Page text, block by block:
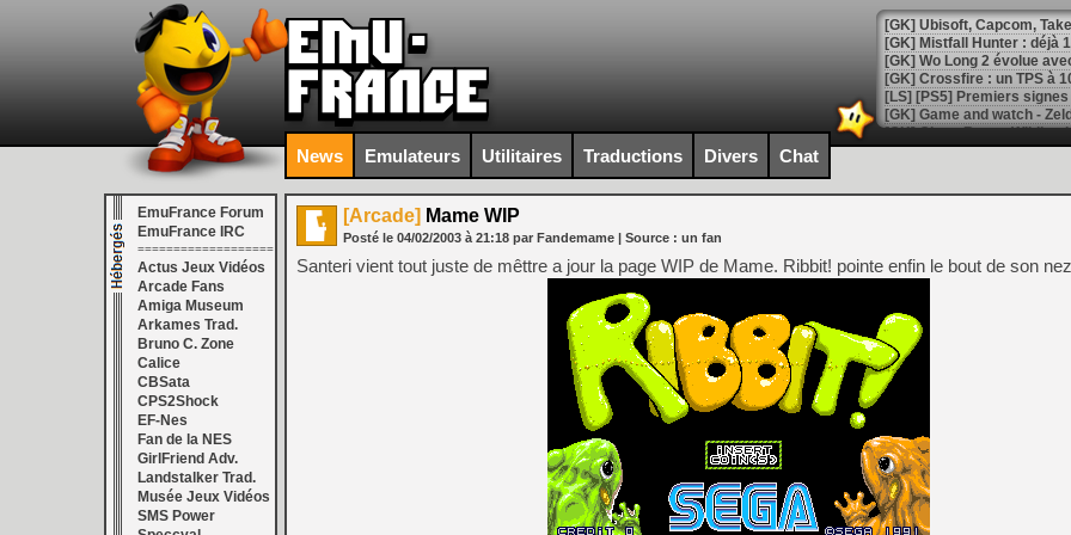
[GK] Mistfall Hunter : déjà
[GK] Wo Long 2 évolue
[GK] Crossfire : un TPS à
[LS] [PS5] Premiers
[Mo5] DOOM arrive en
[GK] Bethesda fête les 30
[GK] Roblox : l'action en
[GK] Agenda - GeForce
[GK] Devolver Digital en a
[LS] [PS5] ps5-y2jb-
[GK] Pourquoi Marvel
[GK] Test : Restory : Chill
[GK] GTA 6 : Rockstar
[GK] Hot Wheels Infinite
[GK] Mémoire cash -
[GK] Résultats Nintendo :
News Emulateurs Utilitaires Traductions Divers Chat
EmuFrance Forum
EmuFrance IRC
===================
Actus Jeux Vidéos
Arcade Fans
Amiga Museum
Arkames Trad.
Bruno C. Zone
Calice
CBSata
CPS2Shock
EF-Nes
Fan de la NES
GirlFriend Adv.
Landstalker Trad.
Musée Jeux Vidéos
SMS Power
[Arcade] Mame WIP
Posté le 04/02/2003 à 21:18 par Fandemame | Source : un fan
Santeri vient tout juste de mêttre a jour la page WIP de Mame. Ribbit! pointe enfin le bout de son